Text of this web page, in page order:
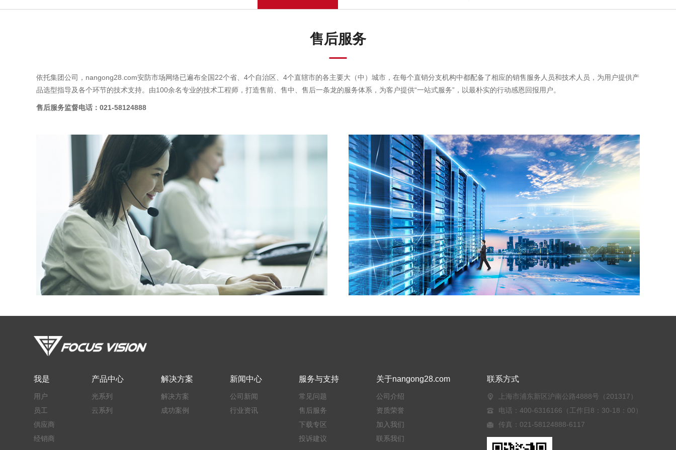
售后服务
依托集团公司，nangong28.com安防市场网络已遍布全国22个省、4个自治区、4个直辖市的各主要大（中）城市，在每个直销分支机构中都配备了相应的销售服务人员和技术人员，为用户提供产
品选型指导及各个环节的技术支持。由100余名专业的技术工程师，打造售前、售中、售后一条龙的服务体系，为客户提供“一站式服务”，以最朴实的行动感恩回报用户。
售后服务监督电话：021-58124888
我是
用户
员工
供应商
经销商
产品中心
光系列
云系列
解决方案
解决方案
成功案例
新闻中心
公司新闻
行业资讯
服务与支持
常见问题
售后服务
下载专区
投诉建议
关于nangong28.com
公司介绍
资质荣誉
加入我们
联系我们
联系方式
上海市浦东新区沪南公路4888号（201317）
电话：400-6316166（工作日8：30-18：00）
传真：021-58124888-6117